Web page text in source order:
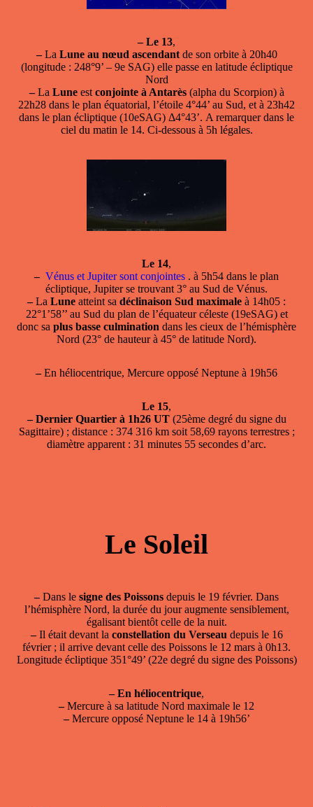
– Le 13,
–La Lune au nœud ascendantde son orbite à 20h40
(longitude : 248°9’ – 9e SAG) elle passe en latitude écliptique
Nord
–La Luneest conjointe à Antarès(alpha du Scorpion) à
22h28 dans le plan équatorial, l’étoile 4°44’ au Sud, et à 23h42
dans le plan écliptique (10eSAG) Δ4°43’. A remarquer dans le
ciel du matin le 14. Ci-dessous à 5h légales.
Le 14,
– Vénus et Jupiter sont conjointes . à 5h54 dans le plan
écliptique, Jupiter se trouvant 3° au Sud de Vénus.
–La Lune atteint sa déclinaison Sud maximale à 14h05 :
22°1’58’’ au Sud du plan de l’équateur céleste (19eSAG) et
donc sa plus basse culmination dans les cieux de l’hémisphère
Nord (23° de hauteur à 45° de latitude Nord).
–En héliocentrique, Mercure opposé Neptune à 19h56
Le 15,
– Dernier Quartier à 1h26 UT(25ème degré du signe du
Sagittaire) ; distance : 374 316 km soit 58,69 rayons terrestres ;
diamètre apparent : 31 minutes 55 secondes d’arc.
Le Soleil
–Dans le signe des Poissons depuis le 19 février. Dans
l’hémisphère Nord, la durée du jour augmente sensiblement,
égalisant bientôt celle de la nuit.
–Il était devant la constellation du Verseau depuis le 16
février ; il arrive devant celle des Poissons le 12 mars à 0h13.
Longitude écliptique 351°49’ (22e degré du signe des Poissons)
– En héliocentrique,
–Mercure à sa latitude Nord maximale le 12
–Mercure opposé Neptune le 14 à 19h56’